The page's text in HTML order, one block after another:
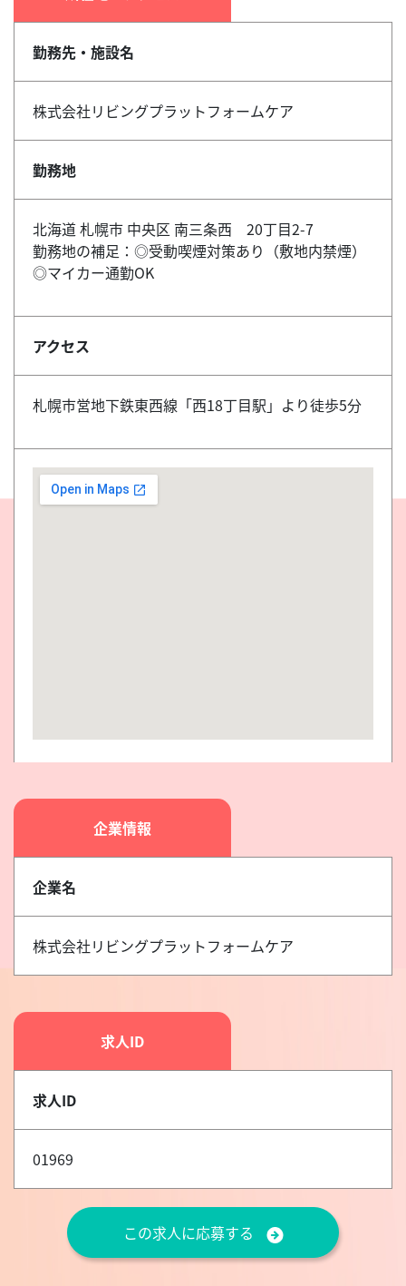
勤務先・施設名
株式会社リビングプラットフォームケア
勤務地
北海道 札幌市 中央区 南三条西 20丁目2-7
勤務地の補足：◎受動喫煙対策あり（敷地内禁煙）
◎マイカー通勤OK
アクセス
札幌市営地下鉄東西線「西18丁目駅」より徒歩5分
企業情報
企業名
株式会社リビングプラットフォームケア
求人ID
求人ID
01969
この求人に応募する